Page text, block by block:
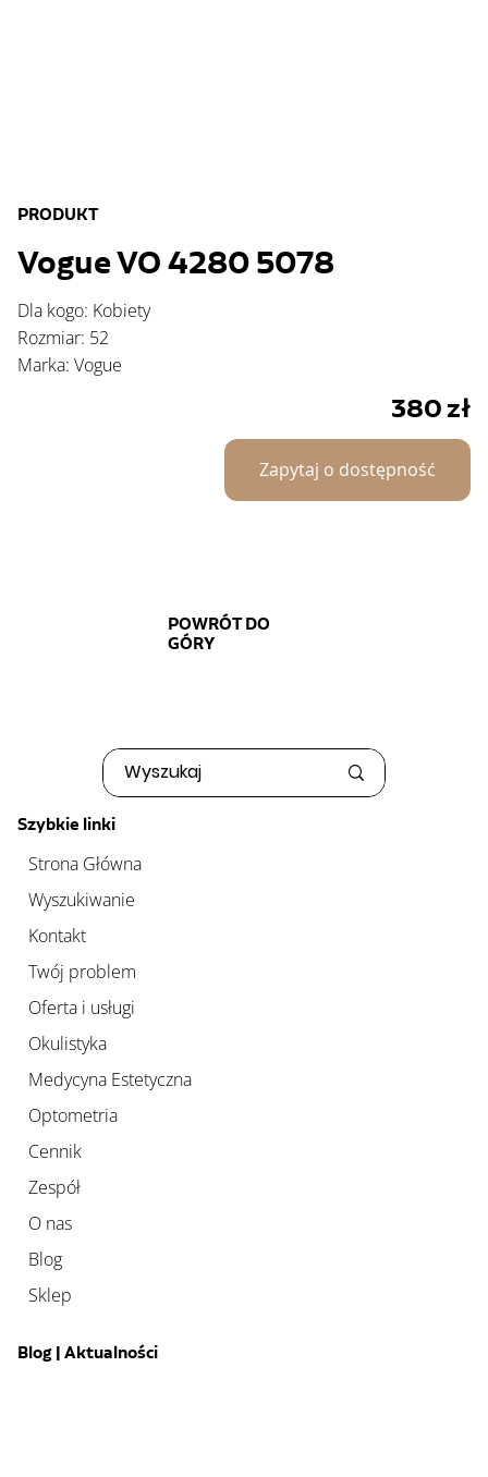
PRODUKT
Vogue VO 4280 5078
Dla kogo: Kobiety
Rozmiar: 52
Marka: Vogue
380zł
Zapytaj o dostępność
Szybkie linki
Strona Główna
Wyszukiwanie
Kontakt
Twój problem
Oferta i usługi
Okulistyka
Medycyna Estetyczna
Optometria
Cennik
Zespół
O nas
Blog
Sklep
Blog | Aktualności
POWRÓT DO
GÓRY